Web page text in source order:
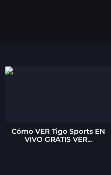
Cómo VER Tigo Sports EN
VIVO GRATIS VER...